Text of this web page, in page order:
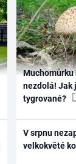
Muchomůrku
nezdolá! Jak
tygrované?
V srpnu
velkokvěté